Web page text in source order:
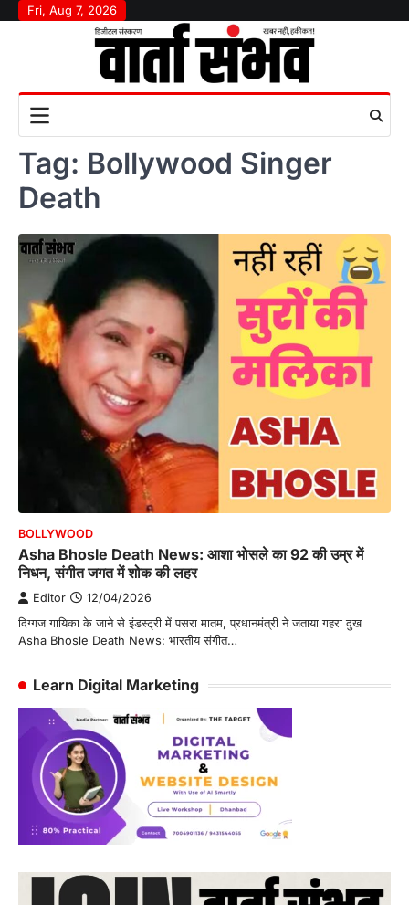
SkipFri, Aug 7, 2026
Tag: Bollywood Singer
Death
BOLLYWOOD
Asha Bhosle Death News: आशा भोसले का 92 की उम्र में
निधन, संगीत जगत में शोक की लहर
Editor 12/04/2026
दिग्गज गायिका के जाने से इंडस्ट्री में पसरा मातम, प्रधानमंत्री ने जताया गहरा दुख
Asha Bhosle Death News: भारतीय संगीत…
Learn Digital Marketing